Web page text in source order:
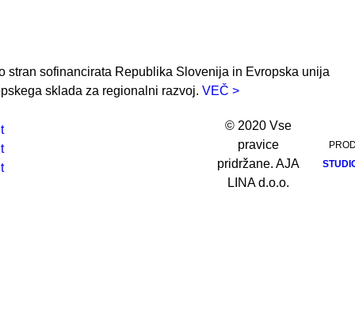
stran sofinancirata Republika Slovenija in Evropska unija
sklada za regionalni razvoj. VEČ >
© 2020 Vse
pravice
pridržane. AJA
LINA d.o.o.